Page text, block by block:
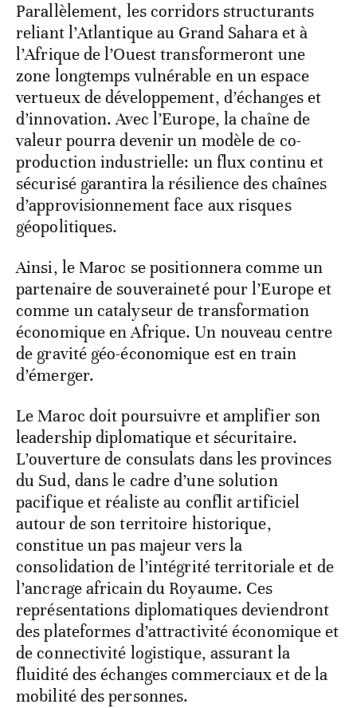
Parallèlement, les corridors structurants
reliant l’Atlantique au Grand Sahara et à
l’Afrique de l’Ouest transformeront une
zone longtemps vulnérable en un espace
vertueux de développement, d’échanges et
d’innovation. Avec l’Europe, la chaîne de
valeur pourra devenir un modèle de co-
production industrielle: un flux continu et
sécurisé garantira la résilience des chaînes
d’approvisionnement face aux risques
géopolitiques.
Ainsi, le Maroc se positionnera comme un
partenaire de souveraineté pour l’Europe et
comme un catalyseur de transformation
économique en Afrique. Un nouveau centre
de gravité géo-économique est en train
d’émerger.
Le Maroc doit poursuivre et amplifier son
leadership diplomatique et sécuritaire.
L’ouverture de consulats dans les provinces
du Sud, dans le cadre d’une solution
pacifique et réaliste au conflit artificiel
autour de son territoire historique,
constitue un pas majeur vers la
consolidation de l’intégrité territoriale et de
l’ancrage africain du Royaume. Ces
représentations diplomatiques deviendront
des plateformes d’attractivité économique et
de connectivité logistique, assurant la
fluidité des échanges commerciaux et de la
mobilité des personnes.